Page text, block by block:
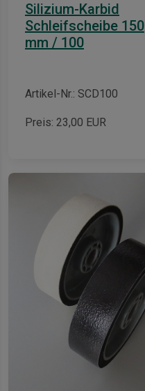
Silizium-Karbid
Schleifscheibe 150
mm / 100
Artikel-Nr.: SCD100
Preis: 23,00 EUR